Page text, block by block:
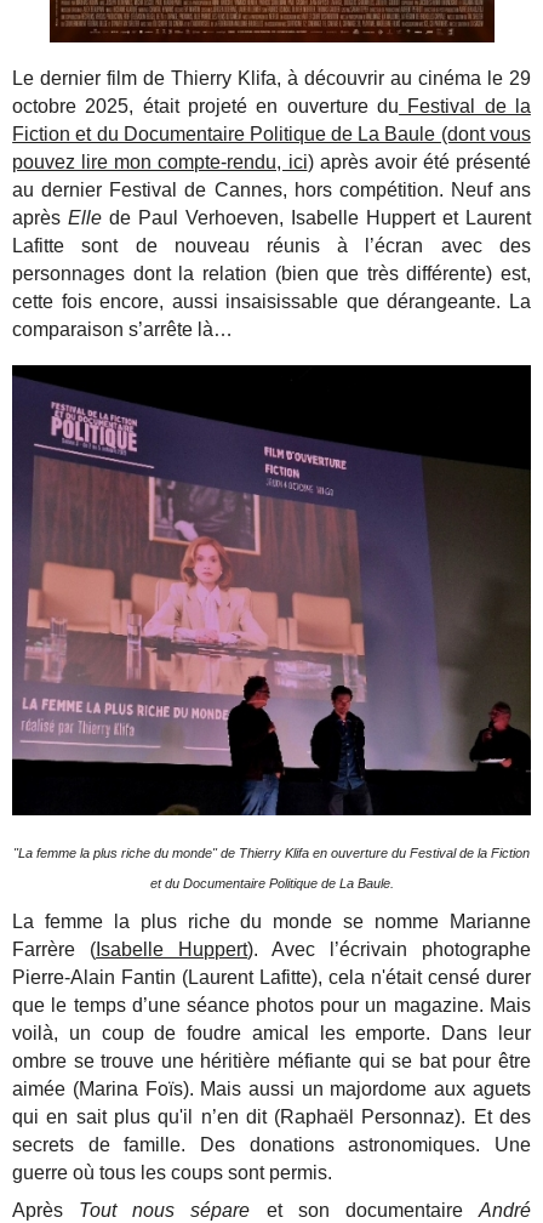
Le dernier film de Thierry Klifa, à découvrir au cinéma le 29
octobre 2025, était projeté en ouverture du Festival de la
Fiction et du Documentaire Politique de La Baule (dont vous
pouvez lire mon compte-rendu, ici) après avoir été présenté
au dernier Festival de Cannes, hors compétition. Neuf ans
aprèsElle de Paul Verhoeven, Isabelle Huppert et Laurent
Lafitte sont de nouveau réunis à l’écran avec des
personnages dont la relation (bien que très différente) est,
cette fois encore, aussi insaisissable que dérangeante. La
comparaison s’arrête là…
"La femme la plus riche du monde" de Thierry Klifa en ouverture du Festival de la Fiction
et du Documentaire Politique de La Baule.
La femme la plus riche du monde se nomme Marianne
Farrère ( Isabelle Huppert). Avec l’écrivain photographe
Pierre-Alain Fantin (Laurent Lafitte), cela n'était censé durer
que le temps d’une séance photos pour un magazine. Mais
voilà, un coup de foudre amical les emporte. Dans leur
ombre se trouve une héritière méfiante qui se bat pour être
aimée (Marina Foïs). Mais aussi un majordome aux aguets
qui en sait plus qu'il n’en dit (Raphaël Personnaz). Et des
secrets de famille. Des donations astronomiques. Une
guerre où tous les coups sont permis.
Après Tout nous sépare et son documentaire André